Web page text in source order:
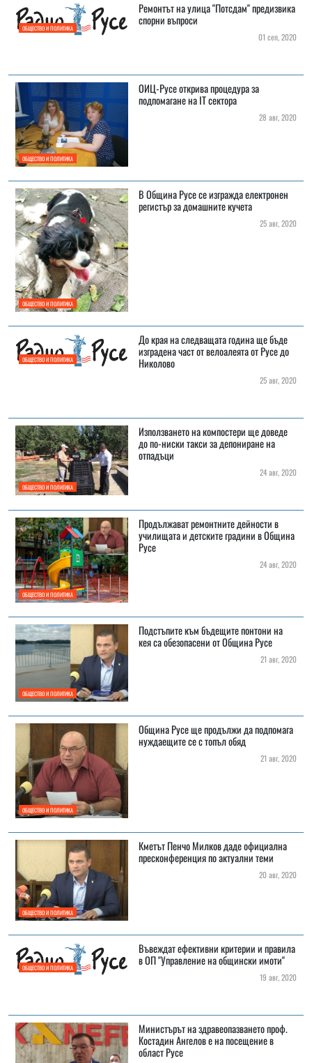
ОБЩЕСТВО И ПОЛИТИКА
Ремонтът на улица "Потсдам" предизвика
спорни въпроси
01 сеп, 2020
ОБЩЕСТВО И ПОЛИТИКА
ОИЦ-Русе открива процедура за
подпомагане на IT сектора
28 авг, 2020
ОБЩЕСТВО И ПОЛИТИКА
В Община Русе се изгражда електронен
регистър за домашните кучета
25 авг, 2020
ОБЩЕСТВО И ПОЛИТИКА
До края на следващата година ще бъде
изградена част от велоалеята от Русе до
Николово
25 авг, 2020
ОБЩЕСТВО И ПОЛИТИКА
Използването на компостери ще доведе
до по-ниски такси за депониране на
отпадъци
24 авг, 2020
ОБЩЕСТВО И ПОЛИТИКА
Продължават ремонтните дейности в
училищата и детските градини в Община
Русе
24 авг, 2020
ОБЩЕСТВО И ПОЛИТИКА
Подстъпите към бъдещите понтони на
кея са обезопасени от Община Русе
21 авг, 2020
ОБЩЕСТВО И ПОЛИТИКА
Община Русе ще продължи да подпомага
нуждаещите се с топъл обяд
21 авг, 2020
ОБЩЕСТВО И ПОЛИТИКА
Кметът Пенчо Милков даде официална
пресконференция по актуални теми
20 авг, 2020
ОБЩЕСТВО И ПОЛИТИКА
Въвеждат ефективни критерии и правила
в ОП "Управление на общински имоти"
19 авг, 2020
Министърът на здравеопазването проф.
Костадин Ангелов е на посещение в
област Русе